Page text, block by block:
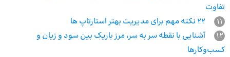
تفاوت
11
12
آشنایی با نقطه سر به سر، مرز باریک بین سود و زیان و
کسب‌وکارها